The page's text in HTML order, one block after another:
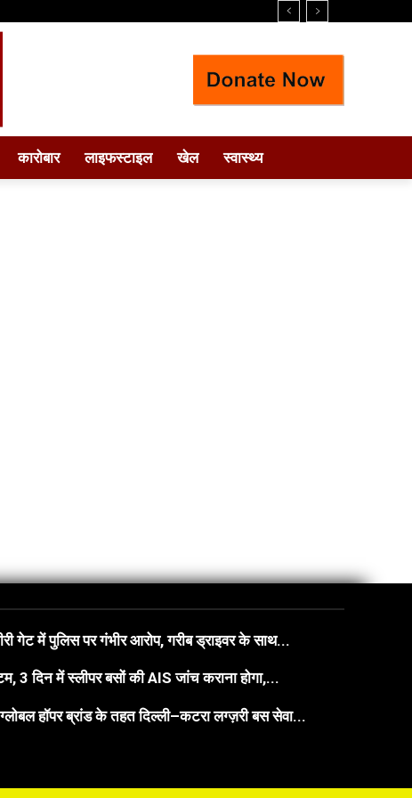
कारोबार लाइफस्टाइल खेल स्वास्थ्य
गेट में पुलिस पर गंभीर आरोप, गरीब ड्राइवर के साथ...
3 दिन में स्लीपर बसों की AIS जांच कराना होगा,...
हॉपर ब्रांड के तहत दिल्ली–कटरा लग्ज़री बस सेवा...